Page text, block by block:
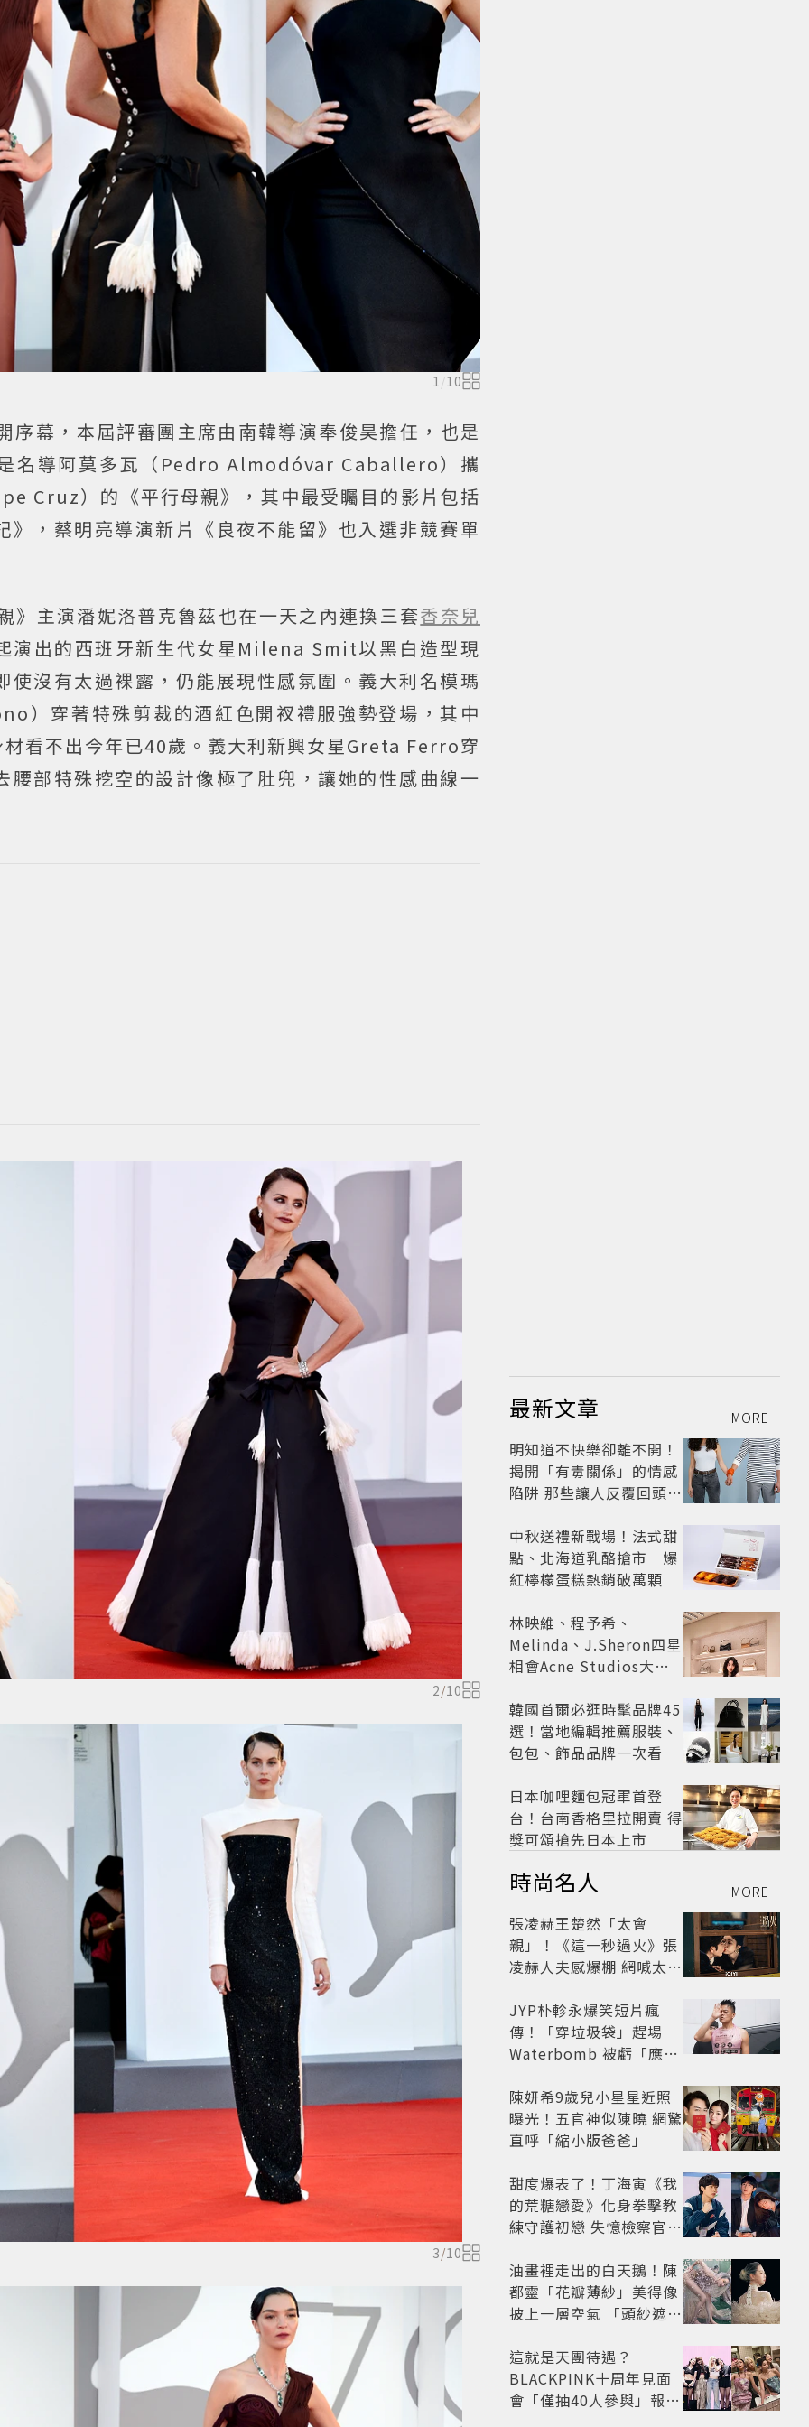
1/10
序幕，本屆評審團主席由南韓導演奉俊昊擔任，也是
名導阿莫多瓦（Pedro Almodóvar Caballero）攜
Cruz）的《平行母親》，其中最受矚目的影片包括
，蔡明亮導演新片《良夜不能留》也入選非競賽單
》主演潘妮洛普克魯茲也在一天之內連換三套香奈兒
演出的西班牙新生代女星Milena Smit以黑白造型現
沒有太過裸露，仍能展現性感氛圍。義大利名模瑪
）穿著特殊剪裁的酒紅色開衩禮服強勢登場，其中
看不出今年已40歲。義大利新興女星Greta Ferro穿
部特殊挖空的設計像極了肚兜，讓她的性感曲線一
2/10
3/10
最新文章 MORE
明知道不快樂卻離不開！
揭開「有毒關係」的情感
陷阱 那些讓人反覆回頭的
戒？
中秋送禮新戰場！法式甜
點、北海道乳酪搶市 爆
紅檸檬蛋糕熱銷破萬顆
林映維、程予希、
Melinda、J.Sheron四星
相會Acne Studios大曬
韓國首爾必逛時髦品牌45
選！當地編輯推薦服裝、
包包、飾品品牌一次看
日本咖哩麵包冠軍首登
台！台南香格里拉開賣 得
獎可頌搶先日本上市
時尚名人 MORE
張凌赫王楚然「太會
親」！《這一秒過火》張
凌赫人夫感爆棚 網喊太有
JYP朴軫永爆笑短片瘋
傳！「穿垃圾袋」趕場
Waterbomb 被虧「應該
陳妍希9歲兒小星星近照
曝光！五官神似陳曉 網驚
直呼「縮小版爸爸」
甜度爆表了！丁海寅《我
的荒糖戀愛》化身拳擊教
練守護初戀 失憶檢察官×
劇
油畫裡走出的白天鵝！陳
都靈「花瓣薄紗」美得像
披上一層空氣 「頭紗遮
太仙
這就是天團待遇？
BLACKPINK十周年見面
會「僅抽40人參與」報名